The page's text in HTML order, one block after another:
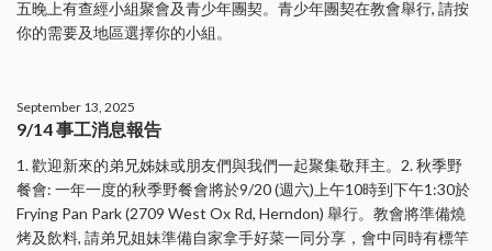
五晚上有查經小組聚會及青少年團契。青少年團契在教會舉行, 請按
你的需要及地區選擇你的小組。
September 13, 2025
9/14 事工消息報告
1. 歡迎新來的弟兄姊妹或朋友們與我們一起聚集敬拜主。2. 秋季野
餐會: 一年一度的秋季野餐會將於9/20 (週六)上午10時到下午1:30於
Frying Pan Park (2709 West Ox Rd, Herndon) 舉行。教會將準備燒
烤及飲料, 請弟兄姐妹準備自家拿手好菜一同分享，會中同時有標竿